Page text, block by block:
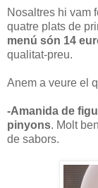
Nosaltres hi vam
quatre plats de
menú són 14
qualitat-preu.
Anem a veure el
-Amanida de
pinyons. Molt
de sabors.